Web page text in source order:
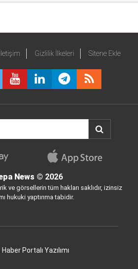
İletişim Gizlilik İlkeleri Sitene Ekle
News © 2026
ve görsellerin tüm hakları saklıdır, izinsiz
hukuki yaptırıma tabidir.
Haber Portalı Yazılımı